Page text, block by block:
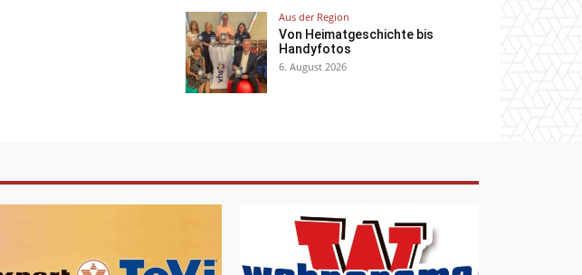
Aus der Region
Von Heimatgeschichte bis
Handyfotos
6. August 2026